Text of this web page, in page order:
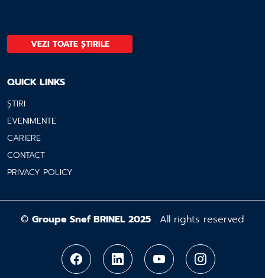
VEZI TOATE ȘTIRILE
QUICK LINKS
ȘTIRI
EVENIMENTE
CARIERE
CONTACT
PRIVACY POLICY
© Groupe Snef BRINEL 2025 . All rights reserved